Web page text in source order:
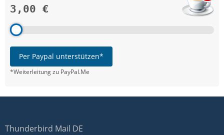
3,00 €
Per Paypal unterstützen*
*Weiterleitung zu PayPal.Me
Thunderbird Mail DE